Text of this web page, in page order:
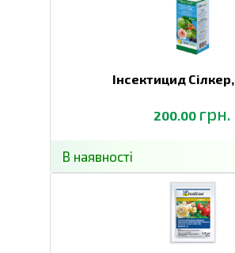
Інсектицид Сілкер,
200.00 грн.
В наявності